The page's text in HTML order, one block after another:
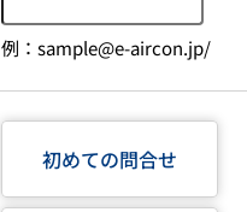
例：sample@e-aircon.jp/
初めての問合せ